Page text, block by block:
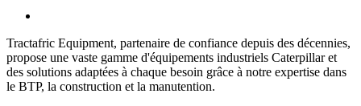
Tractafric Equipment, partenaire de confiance depuis des décennies,
propose une vaste gamme d'équipements industriels Caterpillar et
des solutions adaptées à chaque besoin grâce à notre expertise dans
le BTP, la construction et la manutention.